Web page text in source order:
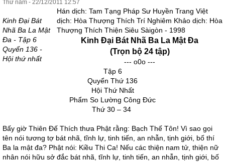
Thứ năm - 22/12/2011 12:57
Kinh Đại Bát
Nhã Ba La Mật
Đa - Tập 6
Quyển 136 -
Hội thứ nhất
Hán dịch: Tam Tạng Pháp Sư Huyền Trang Việt
dịch: Hòa Thượng Thích Trí Nghiêm Khảo dịch: Hòa
Thượng Thích Thiện Siêu Sàigòn - 1998
Kinh Đại Bát Nhã Ba La Mật Đa
(Trọn bộ 24 tập)
--- o0o ---
Tập 6
Quyển Thứ 136
Hội Thứ Nhất
Phẩm So Lường Công Đức
Thứ 30 – 34
Bấy giờ Thiên Đế Thích thưa Phật rằng: Bạch Thế Tôn! Vì sao gọi
tên nói tương tợ bát nhã, tĩnh lự, tinh tiến, an nhẫn, tịnh giới, bố thí
Ba la mật đa? Phật nói: Kiều Thi Ca! Nếu các thiện nam tử, thiện nữ
nhân nói hữu sở đắc bát nhã, tĩnh lự, tinh tiến, an nhẫn, tịnh giới, bố